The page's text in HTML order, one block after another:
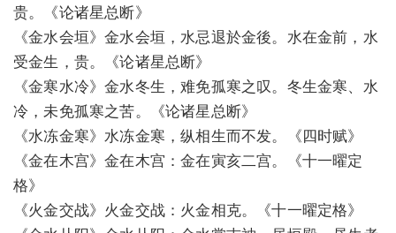
贵。《论诸星总断》
《金水会垣》金水会垣，水忌退於金後。水在金前，水
受金生，贵。《论诸星总断》
《金寒水冷》金水冬生，难免孤寒之叹。冬生金寒、水
冷，未免孤寒之苦。《论诸星总断》
《水冻金寒》水冻金寒，纵相生而不发。《四时赋》
《金在木宫》金在木宫：金在寅亥二宫。《十一曜定
格》
《火金交战》火金交战：火金相克。《十一曜定格》